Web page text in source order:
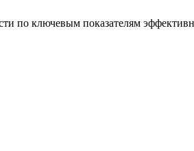
по ключевым показателям